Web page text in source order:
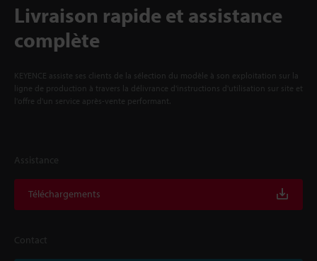
Livraison rapide et assistance
complète
KEYENCE assiste ses clients de la sélection du modèle à son exploitation sur la
ligne de production à travers la délivrance d'instructions d'utilisation sur site et
l'offre d'un service après-vente performant.
Assistance
Téléchargements
Contact